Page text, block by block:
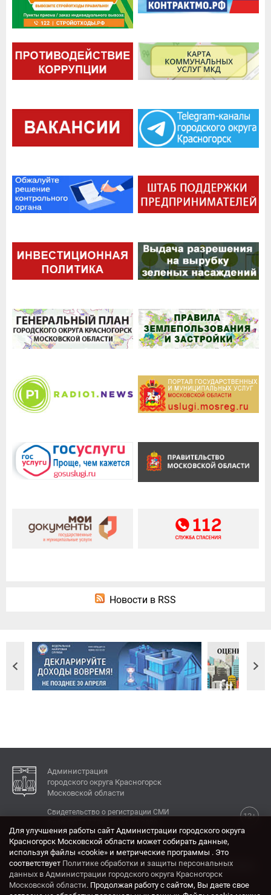
Новости в RSS
Администрация
городского округа Красногорск
Московской области
12+
Свидетельство о регистрации СМИ
КОНТАКТЫ
Адрес: 143404, Московская область, г. Красногорск,
ул. Ленина, дом 4.
Электронная почта:
Для улучшения работы сайт Администрации городского округа
Красногорск Московской области может собирать данные,
используя файлы «cookie» и метрические программы . Это
соответствует Политике обработки и защиты персональных
данных в Администрации городского округа Красногорск
Московской области. Продолжая работу с сайтом, Вы даете свое